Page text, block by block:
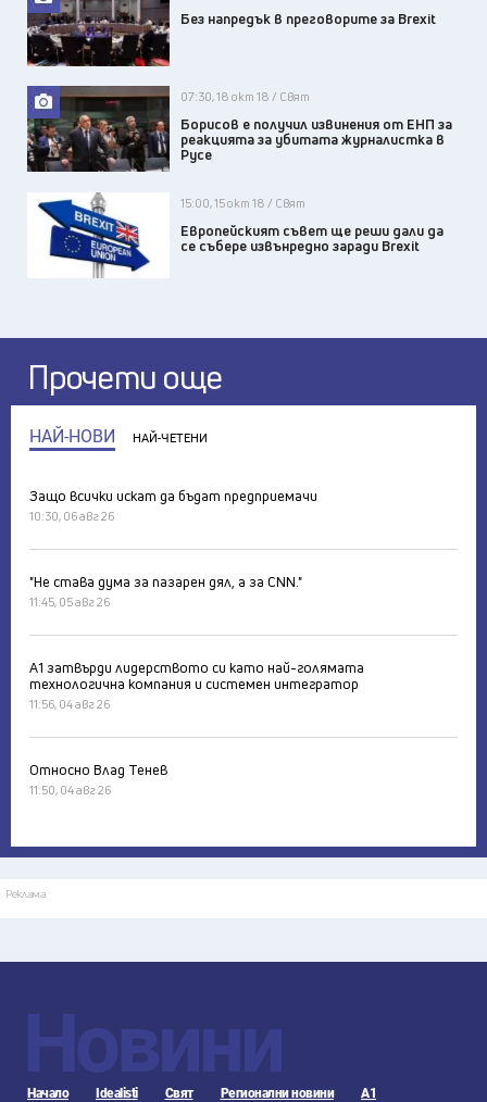
Без напредък в преговорите за Brexit
07:30, 18 окт 18 / Свят
Борисов е получил извинения от ЕНП за
реакцията за убитата журналистка в
Русе
15:00, 15 окт 18 / Свят
Европейският съвет ще реши дали да
се събере извънредно заради Brexit
Прочети още
НАЙ-НОВИ НАЙ-ЧЕТЕНИ
Защо всички искат да бъдат предприемачи
10:30, 06 авг 26
"Не става дума за пазарен дял, а за CNN."
11:45, 05 авг 26
А1 затвърди лидерството си като най-голямата
технологична компания и системен интегратор
11:56, 04 авг 26
Относно Влад Тенев
11:50, 04 авг 26
Реклама
Новини
Начало Idealisti Свят Регионални новини А1